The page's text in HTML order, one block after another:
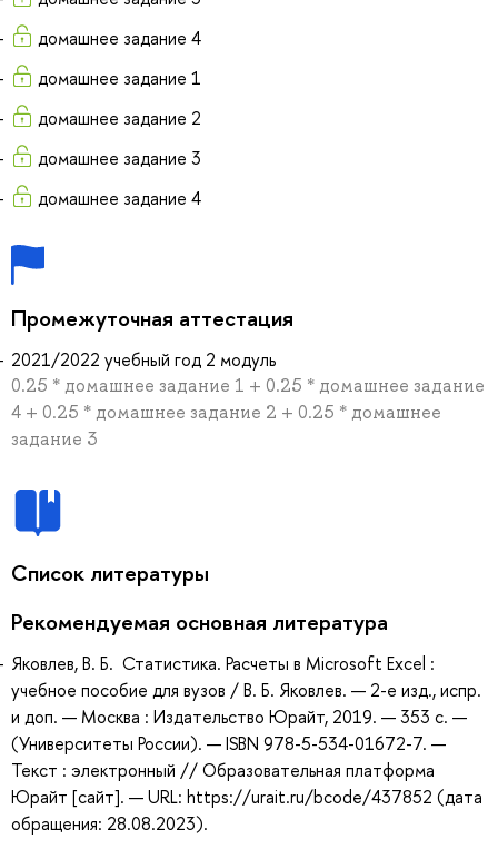
домашнее задание 4
домашнее задание 1
домашнее задание 2
домашнее задание 3
домашнее задание 4
Промежуточная аттестация
2021/2022 учебный год 2 модуль
0.25 * домашнее задание 1 + 0.25 * домашнее задание
4 + 0.25 * домашнее задание 2 + 0.25 * домашнее
задание 3
Список литературы
Рекомендуемая основная литература
Яковлев, В. Б. Статистика. Расчеты в Microsoft Excel :
учебное пособие для вузов / В. Б. Яковлев. — 2-е изд., испр.
и доп. — Москва : Издательство Юрайт, 2019. — 353 с. —
(Университеты России). — ISBN 978-5-534-01672-7. —
Текст : электронный // Образовательная платформа
Юрайт [сайт]. — URL: https://urait.ru/bcode/437852 (дата
обращения: 28.08.2023).